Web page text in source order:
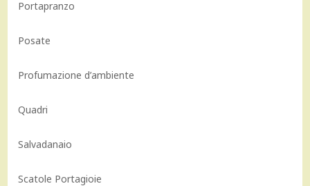
Portapranzo
Posate
Profumazione d’ambiente
Quadri
Salvadanaio
Scatole Portagioie